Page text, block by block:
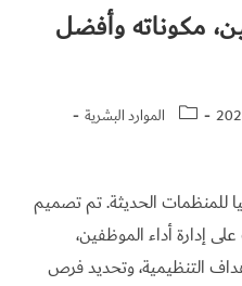
تواصلمكوناته وأفضل
الموارد البشرية
للمنظمات الحديثة. تم تصميم
إدارة أداء الموظفين،
التنظيمية، وتحديد فرص